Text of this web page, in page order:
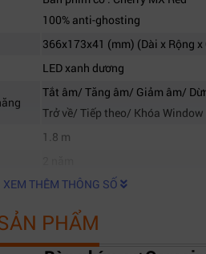
100% anti-ghosting
366x173x41 (mm) (Dài x Rộng x
LED xanh dương
Tắt âm/ Tăng âm/ Giảm âm/
Trở về/ Tiếp theo/ Khóa Window
1.8 m
XEM THÊM THÔNG SỐ
PHẨM